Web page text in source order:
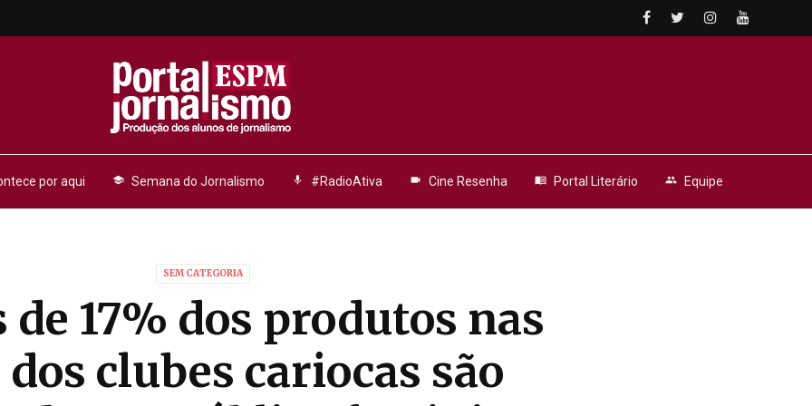
por aqui school Semana do Jornalismo mic #RadioAtiva videocam Cine Resenha menu_book Portal Literário people Equipe
SEM CATEGORIA
de 17% dos produtos nas
clubes cariocas são